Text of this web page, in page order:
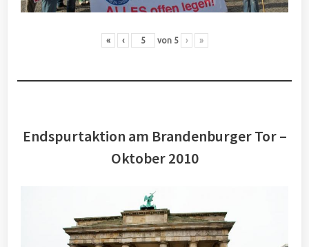
« ‹ von 5 › »
Endspurtaktion am Brandenburger Tor –
Oktober 2010